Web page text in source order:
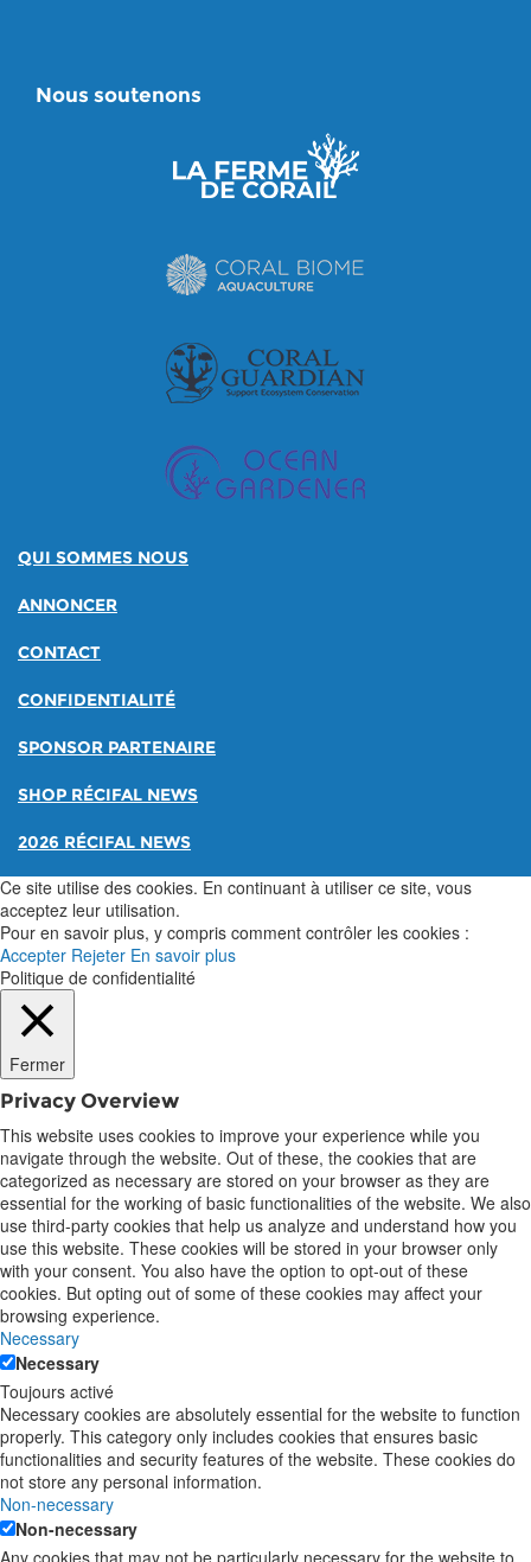
Nous soutenons
QUI SOMMES NOUS
ANNONCER
CONTACT
CONFIDENTIALITÉ
SPONSOR PARTENAIRE
SHOP RÉCIFAL NEWS
2026 RÉCIFAL NEWS
Ce site utilise des cookies. En continuant à utiliser ce site, vous
acceptez leur utilisation.
Pour en savoir plus, y compris comment contrôler les cookies :
Accepter Rejeter En savoir plus
Politique de confidentialité
Fermer
Privacy Overview
This website uses cookies to improve your experience while you
navigate through the website. Out of these, the cookies that are
categorized as necessary are stored on your browser as they are
essential for the working of basic functionalities of the website. We also
use third-party cookies that help us analyze and understand how you
use this website. These cookies will be stored in your browser only
with your consent. You also have the option to opt-out of these
cookies. But opting out of some of these cookies may affect your
browsing experience.
Necessary
Necessary
Toujours activé
Necessary cookies are absolutely essential for the website to function
properly. This category only includes cookies that ensures basic
functionalities and security features of the website. These cookies do
not store any personal information.
Non-necessary
Non-necessary
Any cookies that may not be particularly necessary for the website to